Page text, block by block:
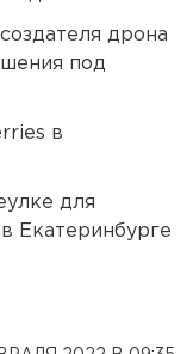
дрона
под
в
для
Екатеринбурге